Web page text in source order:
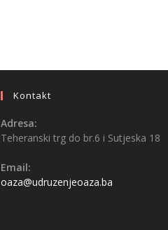
Kontakt
Adresa:
Teheranski trg do br.6 i Sutjeska 18
Email:
oaza@udruzenjeoaza.ba